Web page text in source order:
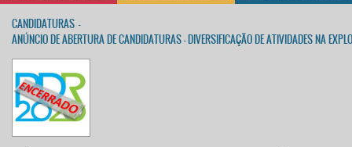
CANDIDATURAS -
ANÚNCIO DE ABERTURA DE CANDIDATURAS - DIVERSIFICAÇÃO DE ATIVIDADES NA